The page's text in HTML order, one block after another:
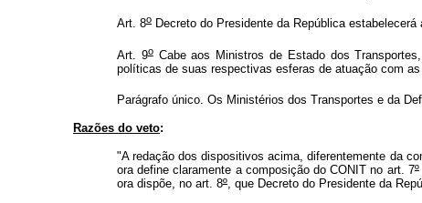
Art. 8o Decreto do Presidente da República
Art. 9oCabe aos Ministros de Estado dos
políticas de suas respectivas esferas de atuação com
Parágrafo único. Os Ministérios dos Transportes e da
Razões do veto:
"A redação dos dispositivos acima, diferentemente da
ora define claramente a composição do CONIT no art. 7º
ora dispõe, no art. 8º, que Decreto do Presidente da